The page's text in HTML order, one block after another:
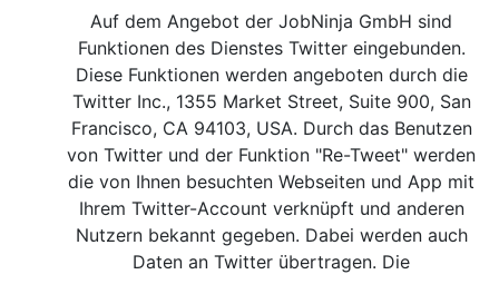
Auf dem Angebot der JobNinja GmbH sind
Funktionen des Dienstes Twitter eingebunden.
Diese Funktionen werden angeboten durch die
Twitter Inc., 1355 Market Street, Suite 900, San
Francisco, CA 94103, USA. Durch das Benutzen
von Twitter und der Funktion "Re-Tweet" werden
die von Ihnen besuchten Webseiten und App mit
Ihrem Twitter-Account verknüpft und anderen
Nutzern bekannt gegeben. Dabei werden auch
Daten an Twitter übertragen. Die